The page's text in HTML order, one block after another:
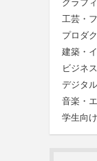
グラフ
工芸・
プロダ
建築・
ビジネ
デジタ
音楽・
学生向け